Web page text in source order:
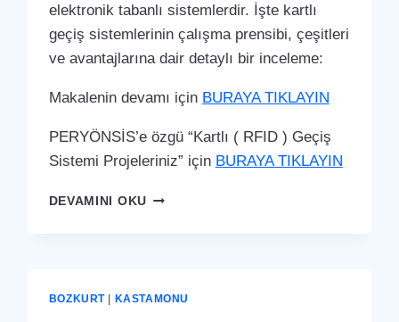
elektronik tabanlı sistemlerdir. İşte kartlı
geçiş sistemlerinin çalışma prensibi, çeşitleri
ve avantajlarına dair detaylı bir inceleme:
Makalenin devamı için BURAYA TIKLAYIN
PERYÖNSİS’e özgü “Kartlı ( RFID ) Geçiş
Sistemi Projeleriniz” için BURAYA TIKLAYIN
DEVAMINI OKUBOZKURT
BOZKURT| KASTAMONU